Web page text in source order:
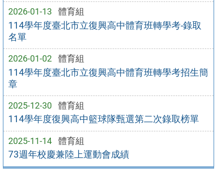
2026-01-13 體育組
114學年度臺北市立復興高中體育班轉學考-錄取
名單
2026-01-02 體育組
114學年度臺北市立復興高中體育班轉學考招生簡
章
2025-12-30 體育組
114學年度復興高中籃球隊甄選第二次錄取榜單
2025-11-14 體育組
73週年校慶兼陸上運動會成績